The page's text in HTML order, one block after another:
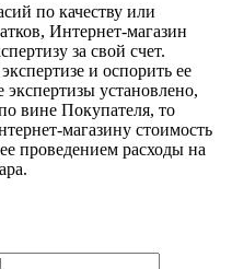
по качеству или
Интернет-магазин
за свой счет.
и оспорить ее
экспертизы установлено,
вине Покупателя, то
магазину стоимость
проведением расходы на